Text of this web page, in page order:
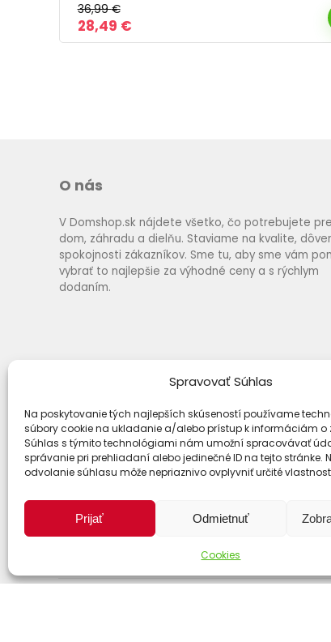
Spravovať Súhlas
Na poskytovanie tých najlepších skúseností používame
súbory cookie na ukladanie a/alebo prístup k informáciám o
Súhlas s týmito technológiami nám umožní spracovávať
správanie pri prehliadaní alebo jedinečné ID na tejto stránke.
odvolanie súhlasu môže nepriaznivo ovplyvniť určité
Prijať Odmietnuť
Cookies
9,99€
O nás
V Domshop.sk nájdete všetko, čo potrebujete
dom, záhradu a dielňu. Staviame na kvalite,
spokojnosti zákazníkov. Sme tu, aby sme vám
vybrať to najlepšie za výhodné ceny a s rýchlym
dodaním.
Spôsoby dopravy